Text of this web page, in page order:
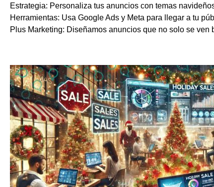
Estrategia: Personaliza tus anuncios con temas
Herramientas: Usa Google Ads y Meta para llegar a tu
Plus Marketing: Diseñamos anuncios que no solo se ven